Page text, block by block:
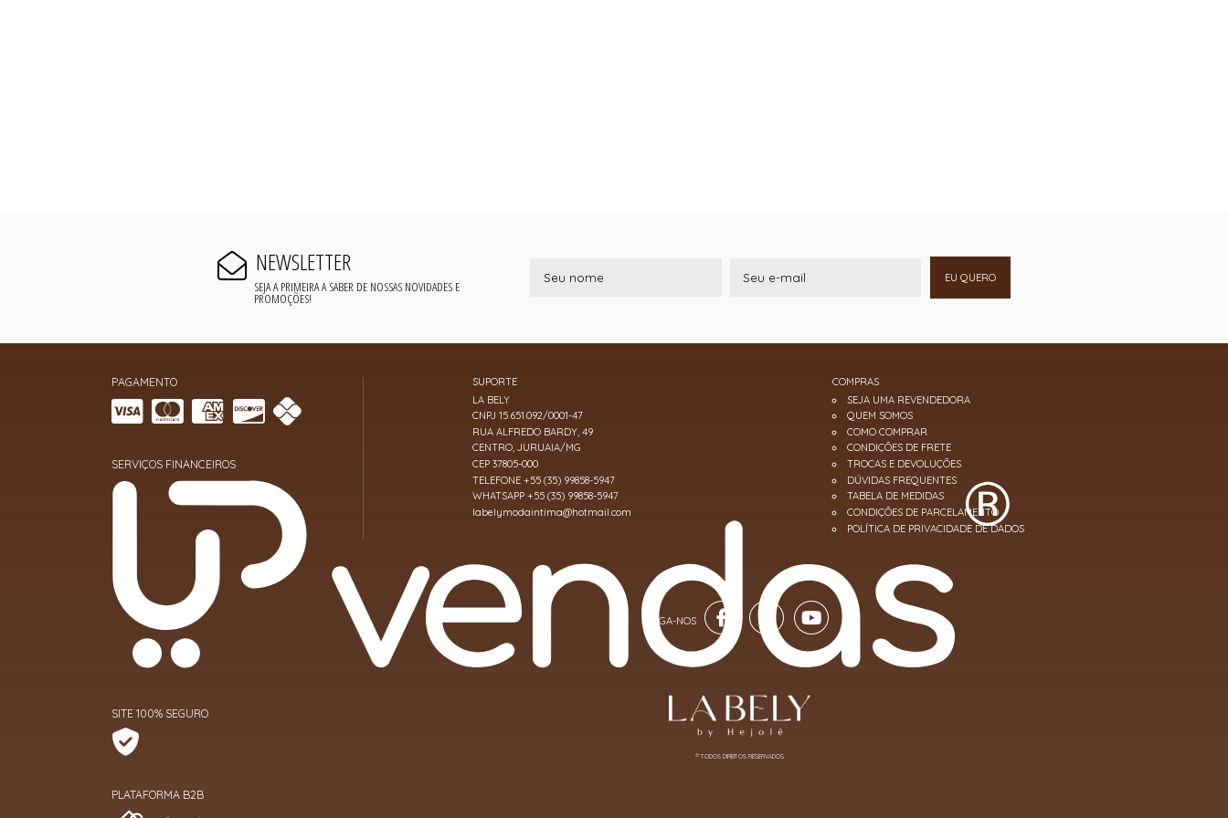
NEWSLETTER
SEJA A PRIMEIRA A SABER DE NOSSAS NOVIDADES E
PROMOÇÕES!
EU QUERO
PAGAMENTO
SERVIÇOS FINANCEIROS
SITE 100% SEGURO
PLATAFORMA B2B
SUPORTE
LA BELY
CNPJ 15.651.092/0001-47
RUA ALFREDO BARDY, 49
CENTRO, JURUAIA/MG
CEP 37805-000
TELEFONE +55 (35) 99858-5947
WHATSAPP +55 (35) 99858-5947
labelymodaintima@hotmail.com
COMPRAS
SEJA UMA REVENDEDORA
QUEM SOMOS
COMO COMPRAR
CONDIÇÕES DE FRETE
TROCAS E DEVOLUÇÕES
DÚVIDAS FREQUENTES
TABELA DE MEDIDAS
CONDIÇÕES DE PARCELAMENTO
POLÍTICA DE PRIVACIDADE DE DADOS
® TODOS DIREITOS RESERVADOS